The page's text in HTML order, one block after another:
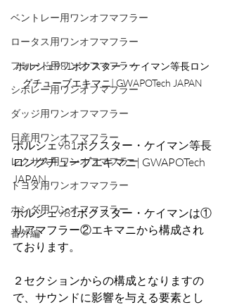
ベントレー用ワンオフマフラー
ロータス用ワンオフマフラー
フォード用ワンオフマフラー
シボレー用ワンオフマフラー
ダッジ用ワンオフマフラー
日産用ワンオフマフラー
レクサス用ワンオフマフラー
トヨタ用ワンオフマフラー
ホンダ用ワンオフマフラー
番外編
ポルシェ981ボクスター・ケイマン等長ロン
グチューブエキマニ| GWAPOTech JAPAN
ポルシェ981ボクスター・ケイマン等長
ロングチューブエキマニ| GWAPOTech
JAPAN
ポルシェ981ボクスター・ケイマンは①
リアマフラー②エキマニから構成され
ております。
２セクションからの構成となりますの
で、サウンドに影響を与える要素とし